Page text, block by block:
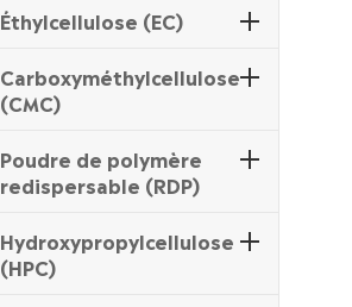
Éthylcellulose (EC)
Carboxyméthylcellulose
(CMC)
Poudre de polymère
redispersable (RDP)
Hydroxypropylcellulose
(HPC)